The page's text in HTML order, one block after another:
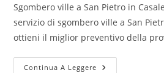
Sgombero ville a San Pietro in
servizio di sgombero ville a San
ottieni il miglior preventivo della
Continua A Leggere